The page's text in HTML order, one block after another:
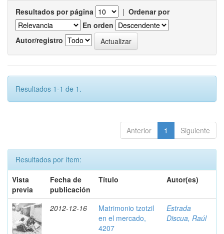
Resultados por página | Ordenar por
En orden
Autor/registro
Resultados 1-1 de 1.
Anterior 1 Siguiente
Resultados por ítem:
Vista
previa
Fecha de
publicación
Título Autor(es)
2012-12-16
Matrimonio tzotzil
en el mercado,
4207
Estrada
Discua, Raúl